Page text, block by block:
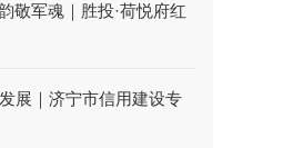
敬军魂｜胜投·荷悦府红
展｜济宁市信用建设专